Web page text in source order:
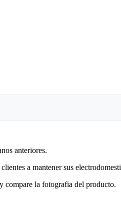
anteriores.
a mantener sus
compare la fotografia del producto.